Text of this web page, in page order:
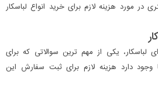
در مورد هزینه لازم برای خرید انواع لباسکار
لباسکار، یکی از مهم ترین سوالاتی که برای
دارد هزینه لازم برای ثبت سفارش این